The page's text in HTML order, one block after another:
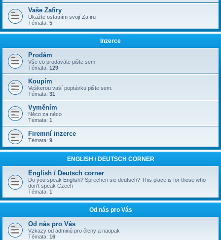
Vaše Zafiry
Ukažte ostatním svojí Zafiru
Témata: 5
Inzerce
Prodám
Vše co prodáváte pište sem.
Témata: 129
Koupím
Veškerou vaší poptávku pište sem.
Témata: 31
Vyměním
Něco za něco
Témata: 1
Firemní inzerce
Témata: 9
ENGLISH / DEUTSCH CORNER
English / Deutsch corner
Do you speak English? Sprechen sie deutsch? This place is for those who
don't speak Czech
Témata: 1
Od nás pro Vás
Od nás pro Vás
Vzkazy od adminů pro členy a naopak
Témata: 16